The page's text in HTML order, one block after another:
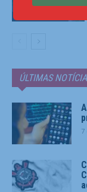
ÚLTIMAS
7